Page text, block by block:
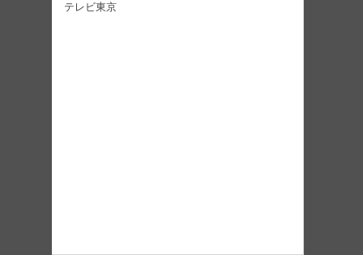
テレビ東京